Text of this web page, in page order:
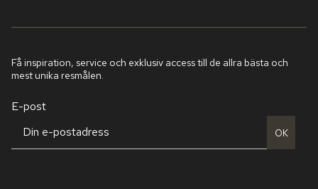
Få inspiration, service och exklusiv access till de allra bästa och
mest unika resmålen.
E-post
OK